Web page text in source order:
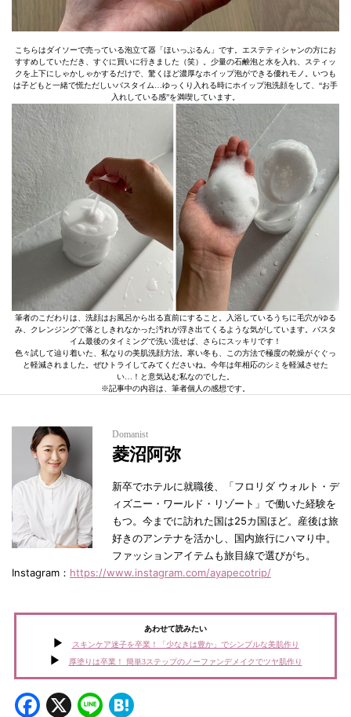
こちらはダイソーで売っている泡立て器「ほいっぷるん」です。エステティシャンの方にお
すすめしていただき、すぐに買いに行きました（笑）。少量の石鹸泡と水を入れ、スティッ
クを上下にしゃかしゃかするだけで、驚くほど濃厚なホイップ泡ができる優れモノ。いつも
は子どもと一緒で慌ただしいバスタイム…ゆっくり入れる時にホイップ泡洗顔をして、“お手
入れしている感”を満喫しています。
筆者のこだわりは、洗顔はお風呂から出る直前にすること。入浴しているうちに毛穴がゆる
み、クレンジングで落としきれなかった汚れが浮き出てくるような気がしています。バスタ
イム最後のタイミングで洗い流せば、さらにスッキリです！
色々試して辿り着いた、私なりの美肌洗顔方法。寒い冬も、この方法で極度の乾燥がぐぐっ
と軽減されました。ぜひトライしてみてくださいね。今年は年相応のシミを軽減させた
い…！と意気込む私なのでした。
※記事中の内容は、筆者個人の感想です。
Domanist
菱沼阿弥
新卒でホテルに就職後、「フロリダ ウォルト・デ
ィズニー・ワールド・リゾート」で働いた経験を
もつ。今までに訪れた国は25カ国ほど。産後は旅
好きのアンテナを活かし、国内旅行にハマり中。
ファッションアイテムも旅目線で選びがち。
Instagram： https://www.instagram.com/ayapecotrip/
あわせて読みたい
スキンケア迷子を卒業！「少なきは豊か」でシンプルな美肌作り
厚塗りは卒業！ 簡単3ステップのノーファンデメイクでツヤ肌作り
Facebook
X Line